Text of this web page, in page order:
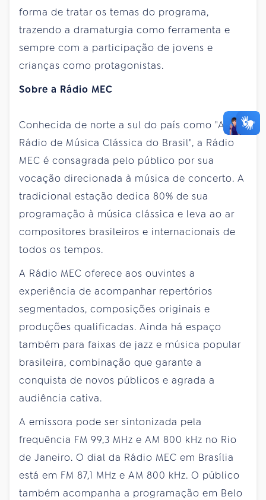
forma de tratar os temas do programa,
trazendo a dramaturgia como ferramenta e
sempre com a participação de jovens e
crianças como protagonistas.
Sobre a Rádio MEC
Conhecida de norte a sul do país como "A
Rádio de Música Clássica do Brasil", a Rádio
MEC é consagrada pelo público por sua
vocação direcionada à música de concerto. A
tradicional estação dedica 80% de sua
programação à música clássica e leva ao ar
compositores brasileiros e internacionais de
todos os tempos.
A Rádio MEC oferece aos ouvintes a
experiência de acompanhar repertórios
segmentados, composições originais e
produções qualificadas. Ainda há espaço
também para faixas de jazz e música popular
brasileira, combinação que garante a
conquista de novos públicos e agrada a
audiência cativa.
A emissora pode ser sintonizada pela
frequência FM 99,3 MHz e AM 800 kHz no Rio
de Janeiro. O dial da Rádio MEC em Brasília
está em FM 87,1 MHz e AM 800 kHz. O público
também acompanha a programação em Belo